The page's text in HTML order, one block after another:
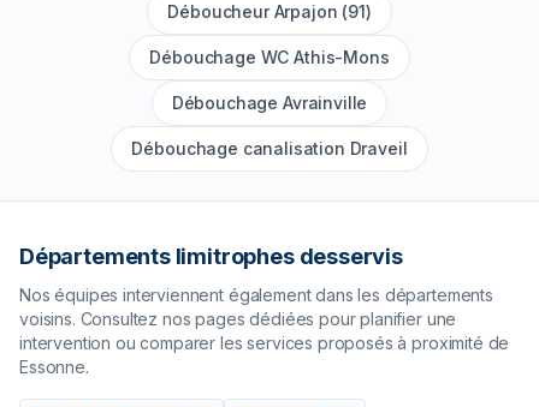
Déboucheur Arpajon (91)
Débouchage WC Athis-Mons
Débouchage Avrainville
Débouchage canalisation Draveil
Départements limitrophes desservis
Nos équipes interviennent également dans les départements
voisins. Consultez nos pages dédiées pour planifier une
intervention ou comparer les services proposés à proximité de
Essonne.